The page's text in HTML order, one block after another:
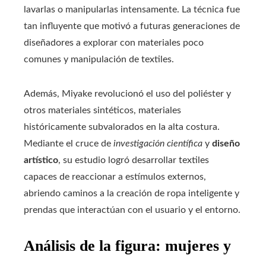
lavarlas o manipularlas intensamente. La técnica fue
tan influyente que motivó a futuras generaciones de
diseñadores a explorar con materiales poco
comunes y manipulación de textiles.
Además, Miyake revolucionó el uso del poliéster y
otros materiales sintéticos, materiales
históricamente subvalorados en la alta costura.
Mediante el cruce de investigación científica y diseño
artístico, su estudio logró desarrollar textiles
capaces de reaccionar a estímulos externos,
abriendo caminos a la creación de ropa inteligente y
prendas que interactúan con el usuario y el entorno.
Análisis de la figura: mujeres y